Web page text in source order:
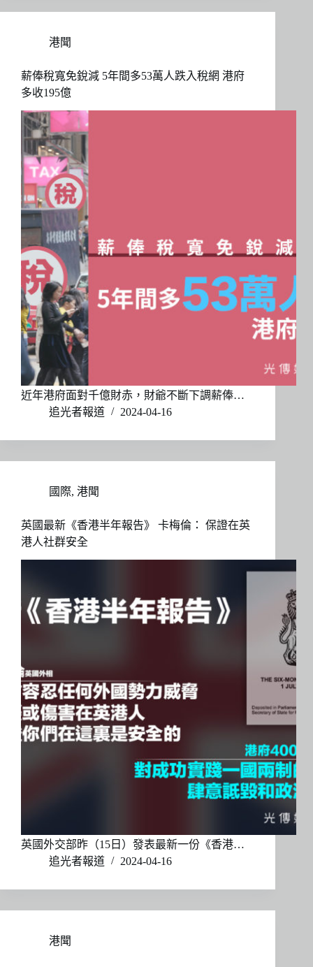
港聞
薪俸稅寬免銳減 5年間多53萬人跌入稅網 港府
多收195億
近年港府面對千億財赤，財爺不斷下調薪俸…
追光者報道
2024-04-16
國際, 港聞
英國最新《香港半年報告》 卡梅倫： 保證在英
港人社群安全
英國外交部昨（15日）發表最新一份《香港…
追光者報道
2024-04-16
港聞